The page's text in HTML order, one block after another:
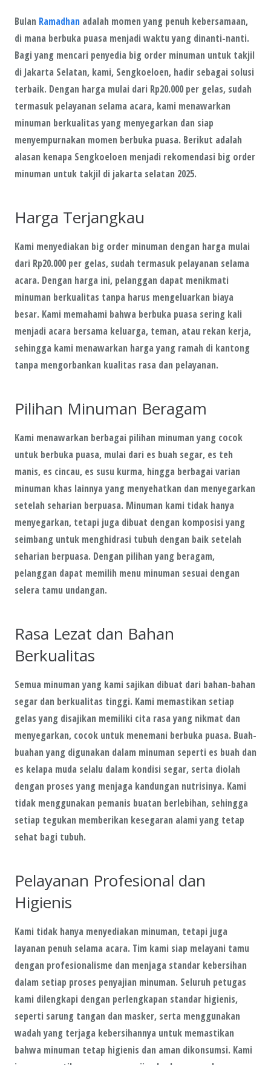
Bulan Ramadhan adalah momen yang penuh kebersamaan,
di mana berbuka puasa menjadi waktu yang dinanti-nanti.
Bagi yang mencari penyedia big order minuman untuk takjil
di Jakarta Selatan, kami, Sengkoeloen, hadir sebagai solusi
terbaik. Dengan harga mulai dari Rp20.000 per gelas, sudah
termasuk pelayanan selama acara, kami menawarkan
minuman berkualitas yang menyegarkan dan siap
menyempurnakan momen berbuka puasa. Berikut adalah
alasan kenapa Sengkoeloen menjadi rekomendasi big order
minuman untuk takjil di jakarta selatan 2025.
Harga Terjangkau
Kami menyediakan big order minuman dengan harga mulai
dari Rp20.000 per gelas, sudah termasuk pelayanan selama
acara. Dengan harga ini, pelanggan dapat menikmati
minuman berkualitas tanpa harus mengeluarkan biaya
besar. Kami memahami bahwa berbuka puasa sering kali
menjadi acara bersama keluarga, teman, atau rekan kerja,
sehingga kami menawarkan harga yang ramah di kantong
tanpa mengorbankan kualitas rasa dan pelayanan.
Pilihan Minuman Beragam
Kami menawarkan berbagai pilihan minuman yang cocok
untuk berbuka puasa, mulai dari es buah segar, es teh
manis, es cincau, es susu kurma, hingga berbagai varian
minuman khas lainnya yang menyehatkan dan menyegarkan
setelah seharian berpuasa. Minuman kami tidak hanya
menyegarkan, tetapi juga dibuat dengan komposisi yang
seimbang untuk menghidrasi tubuh dengan baik setelah
seharian berpuasa. Dengan pilihan yang beragam,
pelanggan dapat memilih menu minuman sesuai dengan
selera tamu undangan.
Rasa Lezat dan Bahan
Berkualitas
Semua minuman yang kami sajikan dibuat dari bahan-bahan
segar dan berkualitas tinggi. Kami memastikan setiap
gelas yang disajikan memiliki cita rasa yang nikmat dan
menyegarkan, cocok untuk menemani berbuka puasa. Buah-
buahan yang digunakan dalam minuman seperti es buah dan
es kelapa muda selalu dalam kondisi segar, serta diolah
dengan proses yang menjaga kandungan nutrisinya. Kami
tidak menggunakan pemanis buatan berlebihan, sehingga
setiap tegukan memberikan kesegaran alami yang tetap
sehat bagi tubuh.
Pelayanan Profesional dan
Higienis
Kami tidak hanya menyediakan minuman, tetapi juga
layanan penuh selama acara. Tim kami siap melayani tamu
dengan profesionalisme dan menjaga standar kebersihan
dalam setiap proses penyajian minuman. Seluruh petugas
kami dilengkapi dengan perlengkapan standar higienis,
seperti sarung tangan dan masker, serta menggunakan
wadah yang terjaga kebersihannya untuk memastikan
bahwa minuman tetap higienis dan aman dikonsumsi. Kami